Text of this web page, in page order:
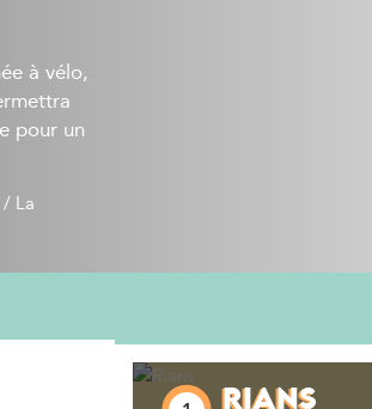
à vélo,
pour un
La
RIANS